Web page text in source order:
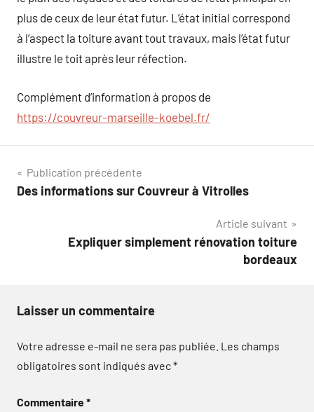
plus de ceux de leur état futur. L’état initial correspond
à l’aspect la toiture avant tout travaux, mais l’état futur
illustre le toit après leur réfection.
Complément d’information à propos de
https://couvreur-marseille-koebel.fr/
Navigation
de
Publication précédente
Des informations sur Couvreur à Vitrolles
Article suivant
Expliquer simplement rénovation toiture
bordeaux
Laisser un commentaire
Votre adresse e-mail ne sera pas publiée. Les champs
obligatoires sont indiqués avec*
Commentaire*